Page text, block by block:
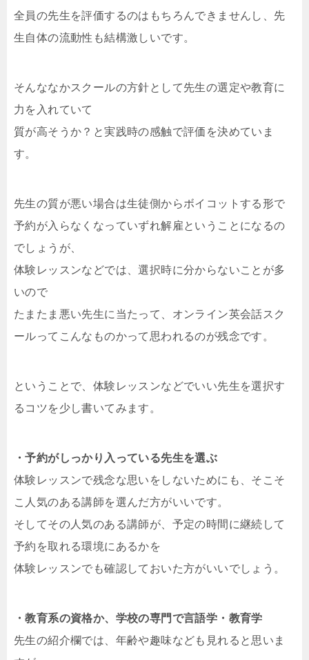
全員の先生を評価するのはもちろんできませんし、先
生自体の流動性も結構激しいです。
そんななかスクールの方針として先生の選定や教育に
力を入れていて
質が高そうか？と実践時の感触で評価を決めていま
す。
先生の質が悪い場合は生徒側からボイコットする形で
予約が入らなくなっていずれ解雇ということになるの
でしょうが、
体験レッスンなどでは、選択時に分からないことが多
いので
たまたま悪い先生に当たって、オンライン英会話スク
ールってこんなものかって思われるのが残念です。
ということで、体験レッスンなどでいい先生を選択す
るコツを少し書いてみます。
・予約がしっかり入っている先生を選ぶ
体験レッスンで残念な思いをしないためにも、そこそ
こ人気のある講師を選んだ方がいいです。
そしてその人気のある講師が、予定の時間に継続して
予約を取れる環境にあるかを
体験レッスンでも確認しておいた方がいいでしょう。
・教育系の資格か、学校の専門で言語学・教育学
先生の紹介欄では、年齢や趣味なども見れると思いま